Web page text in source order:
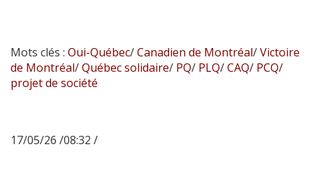
Mots clés : Oui-Québec/Canadien de Montréal/Victoire
de Montréal/Québec solidaire/ PQ/ PLQ/CAQ/ PCQ/
projet de société
17/05/26 /08:32 /